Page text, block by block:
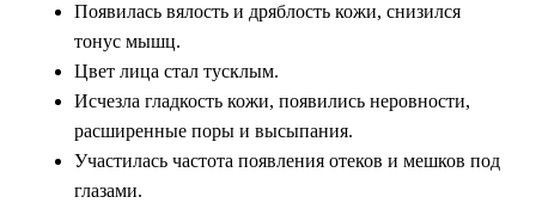
Появилась вялость и дряблость кожи, снизился
тонус мышц.
Цвет лица стал тусклым.
Исчезла гладкость кожи, появились неровности,
расширенные поры и высыпания.
Участилась частота появления отеков и мешков под
глазами.